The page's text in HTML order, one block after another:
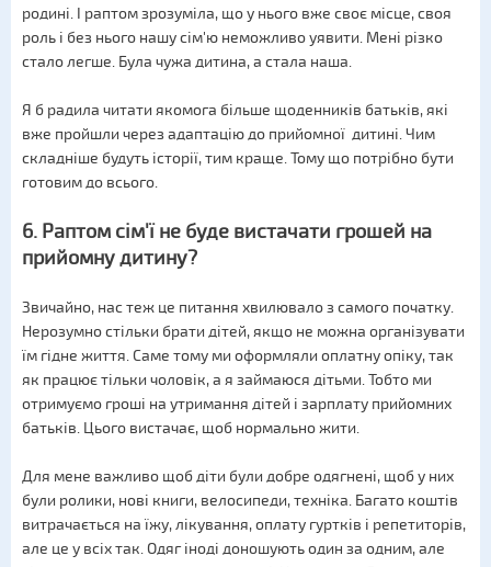
родині. І раптом зрозуміла, що у нього вже своє місце, своя
роль і без нього нашу сім'ю неможливо уявити. Мені різко
стало легше. Була чужа дитина, а стала наша.
Я б радила читати якомога більше щоденників батьків, які
вже пройшли через адаптацію до прийомної дитині. Чим
складніше будуть історії, тим краще. Тому що потрібно бути
готовим до всього.
6. Раптом сім'ї не буде вистачати грошей на
прийомну дитину?
Звичайно, нас теж це питання хвилювало з самого початку.
Нерозумно стільки брати дітей, якщо не можна організувати
їм гідне життя. Саме тому ми оформляли оплатну опіку, так
як працює тільки чоловік, а я займаюся дітьми. Тобто ми
отримуємо гроші на утримання дітей і зарплату прийомних
батьків. Цього вистачає, щоб нормально жити.
Для мене важливо щоб діти були добре одягнені, щоб у них
були ролики, нові книги, велосипеди, техніка. Багато коштів
витрачається на їжу, лікування, оплату гуртків і репетиторів,
але це у всіх так. Одяг іноді доношують один за одним, але